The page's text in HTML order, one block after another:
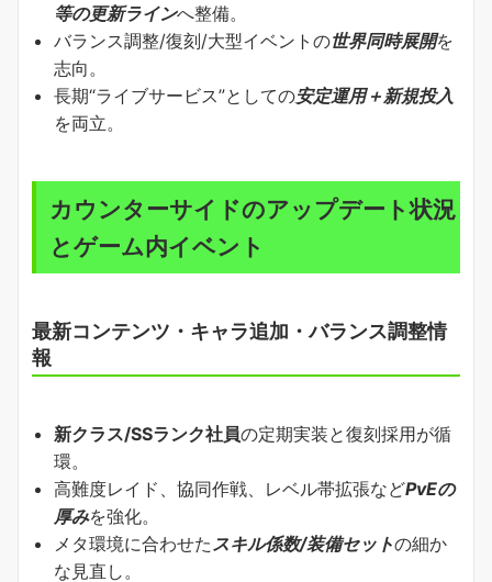
等の更新ラインへ整備。
バランス調整/復刻/大型イベントの世界同時展開を
志向。
長期“ライブサービス”としての安定運用＋新規投入
を両立。
カウンターサイドのアップデート状況
とゲーム内イベント
最新コンテンツ・キャラ追加・バランス調整情
報
新クラス/SSランク社員の定期実装と復刻採用が循
環。
高難度レイド、協同作戦、レベル帯拡張などPvEの
厚みを強化。
メタ環境に合わせた スキル係数/装備セットの細か
な見直し。